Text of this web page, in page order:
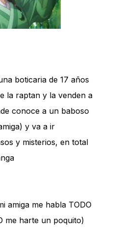
boticaria de 17 años
la raptan y la venden a
conoce a un baboso
y va a ir
y misterios, en total
amiga me habla TODO
me harte un poquito)